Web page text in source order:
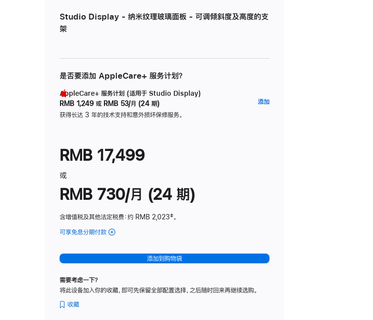
Studio Display - 纳米纹理玻璃面板 - 可调倾斜度及高度的支
架
是否要添加 AppleCare+ 服务计划？
AppleCare+ 服务计划 (适用于 Studio Display)
RMB 1,249 或 RMB 53/月 (24 期)
获得长达 3 年的技术支持和意外损坏保修服务。
添加
RMB 17,499
或
RMB 730/月 (24 期)
含增值税及其他法定税费：约 RMB 2,023脚
‡。
可享免息分期付款 (Studio
-
纳
理
添加到购物袋
需要考虑一下？
将此设备加入你的收藏，即可先保留全部配置选择，之后随时回来再继续选购。
收藏